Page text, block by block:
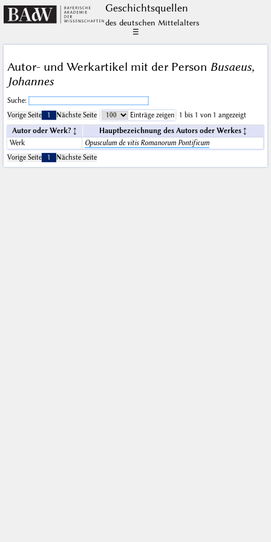
Geschichts­quellen
des deutschen Mittelalters
☰
Autor- und Werkartikel mit der Person Busaeus,
Johannes
Suche:
Vorige Seite
1 Nächste Seite Einträge zeigen
1 bis 1 von 1 angezeigt
Autor oder Werk?
Hauptbezeichnung des Autors oder Werkes
Werk
Opusculum de vitis Romanorum Pontificum
Vorige Seite
1 Nächste Seite